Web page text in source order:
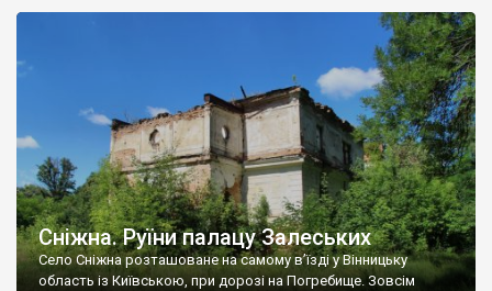
Наддністрянське відрізняється від більшості навколишніх
сіл. У селі є мурована Михайлівська церква. Точної дати […]
Сніжна. Руїни палацу Залеських
Село Сніжна розташоване на самому в’їзді у Вінницьку
область із Київською, при дорозі на Погребище. Зовсім